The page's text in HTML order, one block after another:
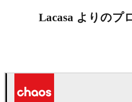
Lacasa よりのプ